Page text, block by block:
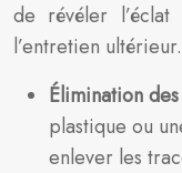
de révéler
l’entretien ultérieur.
Élimination
plastique ou
enlever les